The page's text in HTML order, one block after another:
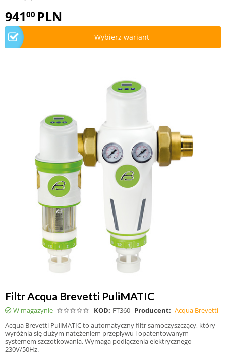
94100 PLN
Wybierz wariant
Filtr Acqua Brevetti PuliMATIC
W magazynie KOD: FT360 Producent: Acqua Brevetti
Acqua Brevetti PuliMATIC to automatyczny filtr samoczyszczący, który
wyróżnia się dużym natężeniem przepływu i opatentowanym
systemem szczotkowania. Wymaga podłączenia elektrycznego
230V/50Hz.